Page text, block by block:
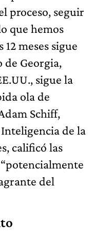
proceso, seguir
que hemos
meses sigue
de Georgia,
sigue la
ola de
Schiff,
de la
calificó las
del